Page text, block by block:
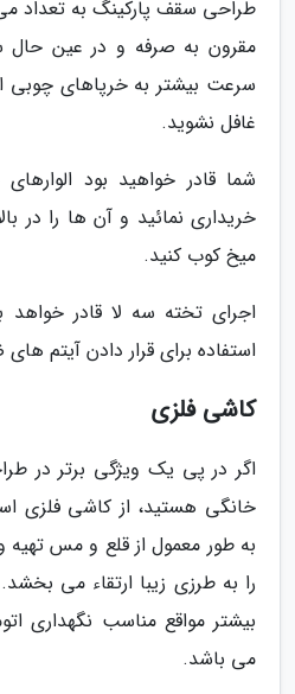
طراحی سقف پارکینگ به تعداد
مقرون به صرفه و در عین حال
سرعت بیشتر به خرپاهای چوبی
غافل نشوید.
شما قادر خواهید بود
خریداری نمائید و آن ها را در
میخ کوب کنید.
اجرای تخته سه لا قادر
استفاده برای قرار دادن آیتم
کاشی فلزی
اگر در پی یک ویژگی برتر در
خانگی هستید، از کاشی فلزی
به طور معمول از قلع و مس
را به طرزی زیبا ارتقاء می
بیشتر مواقع مناسب نگهداری
می باشد.